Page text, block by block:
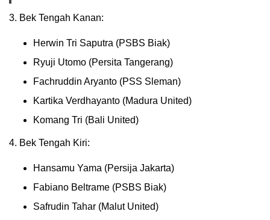
3. Bek Tengah Kanan:
Herwin Tri Saputra (PSBS Biak)
Ryuji Utomo (Persita Tangerang)
Fachruddin Aryanto (PSS Sleman)
Kartika Verdhayanto (Madura United)
Komang Tri (Bali United)
4. Bek Tengah Kiri:
Hansamu Yama (Persija Jakarta)
Fabiano Beltrame (PSBS Biak)
Safrudin Tahar (Malut United)